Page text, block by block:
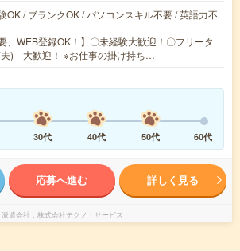
OK / ブランクOK / パソコンスキル不要 / 英語力不
、WEB登録OK！】〇未経験大歓迎！〇フリータ
夫) 大歓迎！ ※お仕事の掛け持ち…
30代 40代 50代 60代
応募へ進む 詳しく見る
派遣会社 株式会社テクノ・サービス